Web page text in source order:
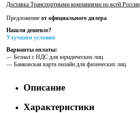
Доставка Транспортными компаниями по всей России
Предложение от официального дилера
Нашли дешевле?
Улучшим условия
Варианты оплаты:
— Безнал с НДС для юридических лиц
— Банковская карта онлайн для физических лиц
Описание
Характеристики